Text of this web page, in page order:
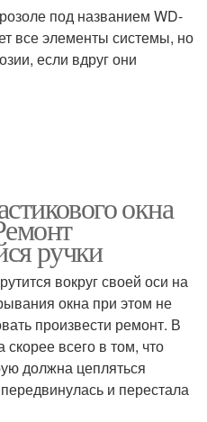
под названием WD-
все элементы системы, но
если вдруг они
окна
ручки
вокруг своей оси на
окна при этом не
произвести ремонт. В
всего в том, что
должна цепляться
и перестала